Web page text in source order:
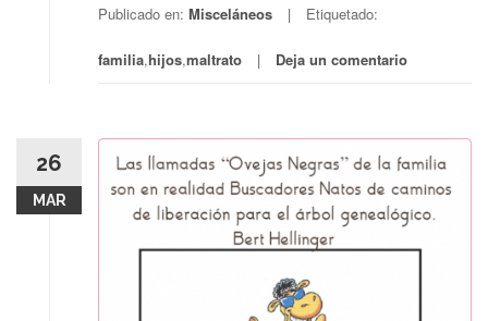
Publicado en: Misceláneos Etiquetado:
familia,hijos,maltrato Deja un comentario
26
MAR